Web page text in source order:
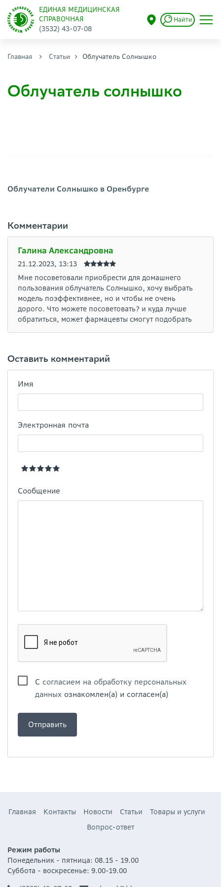
ЕДИНАЯ МЕДИЦИНСКАЯ
СПРАВОЧНАЯ
(3532) 43-07-08
Найти
Главная Статьи Облучатель Солнышко
Облучатель солнышко
Облучатели Солнышко в Оренбурге
Комментарии
Галина Александровна
21.12.2023, 13:13
Мне посоветовали приобрести для домашнего
пользования облучатель Солнышко, хочу выбрать
модель поэффективнее, но и чтобы не очень
дорого. Что можете посоветовать? и куда лучше
обратиться, может фармацевты смогут подобрать
Оставить комментарий
Имя
Электронная почта
Сообщение
С согласием на обработку персональных
данных ознакомлен(а) и согласен(а)
Главная Контакты Новости Статьи
Товары и услуги
Вопрос-ответ
Режим работы
Понедельник - пятница: 08.15 - 19.00
Суббота - воскресенье: 9.00-19.00